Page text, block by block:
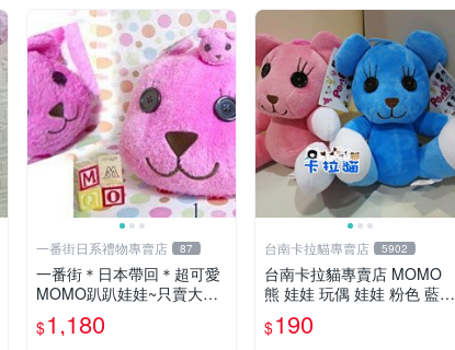
一番街日系禮物專賣店 87
一番街＊日本帶回＊超可愛
MOMO趴趴娃娃~只賣大隻
的1號~單隻價～生日禮物
$1,180
台南卡拉貓專賣店 5902
台南卡拉貓專賣店 MOMO
熊 娃娃 玩偶 娃娃 粉色 藍色
2色分售
$190